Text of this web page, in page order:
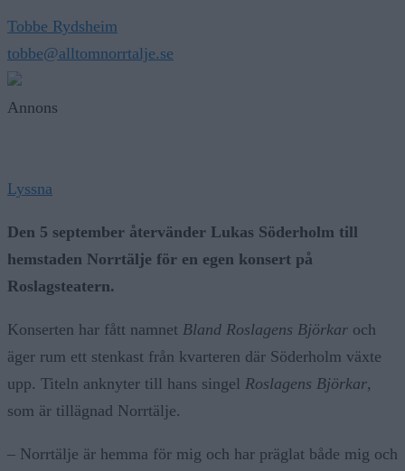
Tobbe Rydsheim
tobbe@alltomnorrtalje.se
Annons
Lyssna
Den 5 september återvänder Lukas Söderholm till
hemstaden Norrtälje för en egen konsert på
Roslagsteatern.
Konserten har fått namnet Bland Roslagens Björkar och
äger rum ett stenkast från kvarteren där Söderholm växte
upp. Titeln anknyter till hans singel Roslagens Björkar,
som är tillägnad Norrtälje.
– Norrtälje är hemma för mig och har präglat både mig och